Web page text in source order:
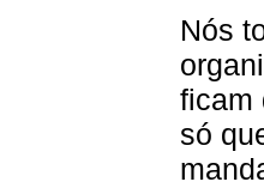
Nós
ficam
só